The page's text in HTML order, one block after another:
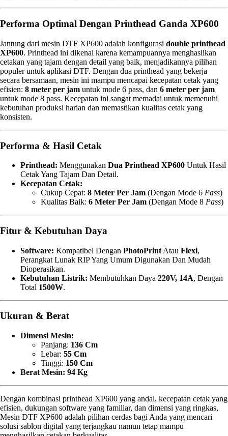
Performa Optimal Dengan Printhead Ganda XP600
Jantung dari mesin DTF XP600 adalah konfigurasi double printhead
XP600. Printhead ini dikenal karena kemampuannya menghasilkan
cetakan yang tajam dengan detail yang baik, menjadikannya pilihan
populer untuk aplikasi DTF. Dengan dua printhead yang bekerja
secara bersamaan, mesin ini mampu mencapai kecepatan cetak yang
efisien: 8 meter per jam untuk mode 6 pass, dan 6 meter per jam
untuk mode 8 pass. Kecepatan ini sangat memadai untuk memenuhi
kebutuhan produksi harian dan memastikan kualitas cetak yang
konsisten.
Performa & Hasil Cetak
Printhead: Menggunakan Dua Printhead XP600 Untuk Hasil
Cetak Yang Tajam Dan Detail.
Kecepatan Cetak:
Cukup Cepat: 8 Meter Per Jam (dengan Mode 6 Pass)
Kualitas Baik: 6 Meter Per Jam (dengan Mode 8 Pass)
Fitur & Kebutuhan Daya
Software: Kompatibel Dengan PhotoPrint Atau Flexi,
Perangkat Lunak RIP Yang Umum Digunakan Dan Mudah
Dioperasikan.
Kebutuhan Listrik: Membutuhkan Daya 220V, 14A, Dengan
Total 1500W.
Ukuran & Berat
Dimensi Mesin:
Panjang: 136 Cm
Lebar: 55 Cm
Tinggi: 150 Cm
Berat Mesin: 94 Kg
Dengan kombinasi printhead XP600 yang andal, kecepatan cetak yang
efisien, dukungan software yang familiar, dan dimensi yang ringkas,
Mesin DTF XP600 adalah pilihan cerdas bagi Anda yang mencari
solusi sablon digital yang terjangkau namun tetap mampu